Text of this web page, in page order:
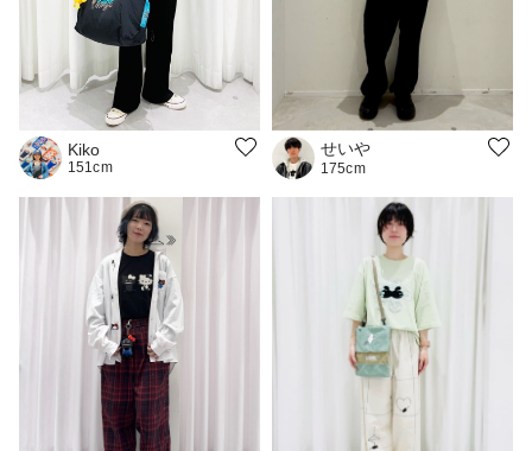
Kiko
151cm
せいや
175cm